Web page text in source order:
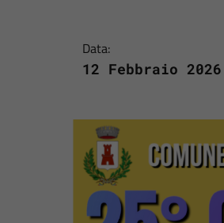
Data:
12 Febbraio 2026